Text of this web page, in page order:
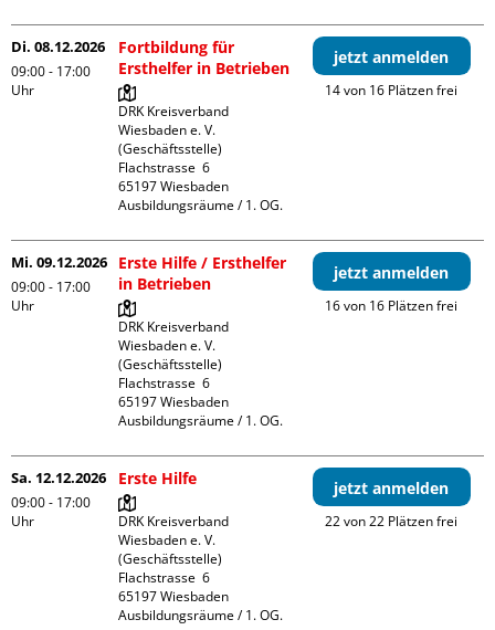
Di. 08.12.2026
09:00 - 17:00
Uhr
Fortbildung für
Ersthelfer in Betrieben
DRK Kreisverband
Wiesbaden e. V.
(Geschäftsstelle)
Flachstrasse  6
65197 Wiesbaden
Ausbildungsräume / 1. OG.
jetzt anmelden
14 von 16 Plätzen frei
Mi. 09.12.2026
09:00 - 17:00
Uhr
Erste Hilfe / Ersthelfer
in Betrieben
DRK Kreisverband
Wiesbaden e. V.
(Geschäftsstelle)
Flachstrasse  6
65197 Wiesbaden
Ausbildungsräume / 1. OG.
jetzt anmelden
16 von 16 Plätzen frei
Sa. 12.12.2026
09:00 - 17:00
Uhr
Erste Hilfe
DRK Kreisverband
Wiesbaden e. V.
(Geschäftsstelle)
Flachstrasse  6
65197 Wiesbaden
Ausbildungsräume / 1. OG.
jetzt anmelden
22 von 22 Plätzen frei